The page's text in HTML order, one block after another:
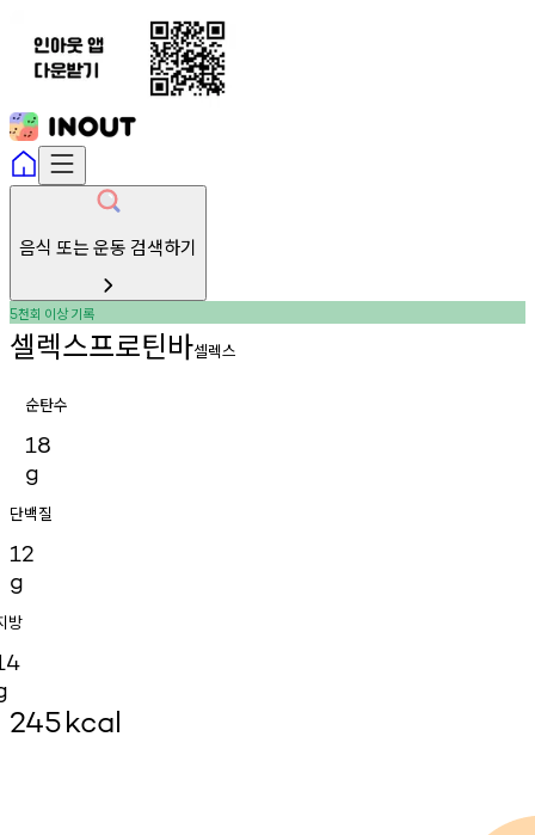
음식 또는 운동 검색하기
5천회 이상기록
셀렉스프로틴바셀렉스
순탄수
18
g
단백질
12
g
방
245kcal